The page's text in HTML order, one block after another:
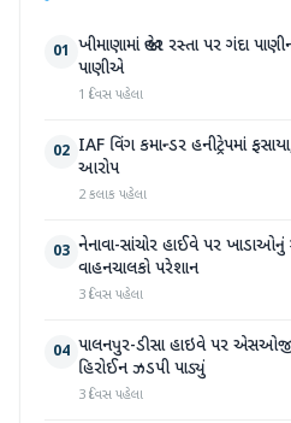
01 ખીમાણામાં જાહેર રસ્તા પર ગંદા
પાણીએ
1 દિવસ પહેલા
02 IAF વિંગ કમાન્ડર હનીટ્રેપમાં
આરોપ
2 કલાક પહેલા
03 નેનાવા-સાંચોર હાઈવે પર ખાડાઓનું
વાહનચાલકો પરેશાન
3 દિવસ પહેલા
04 પાલનપુર-ડીસા હાઇવે પર એસઓજી
હિરોઈન ઝડપી પાડ્યું
3 દિવસ પહેલા